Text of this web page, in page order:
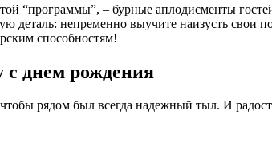
“программы”, – бурные аплодисменты
деталь: непременно выучите наизусть свои
способностям!
с днем рождения
рядом был всегда надежный тыл. И